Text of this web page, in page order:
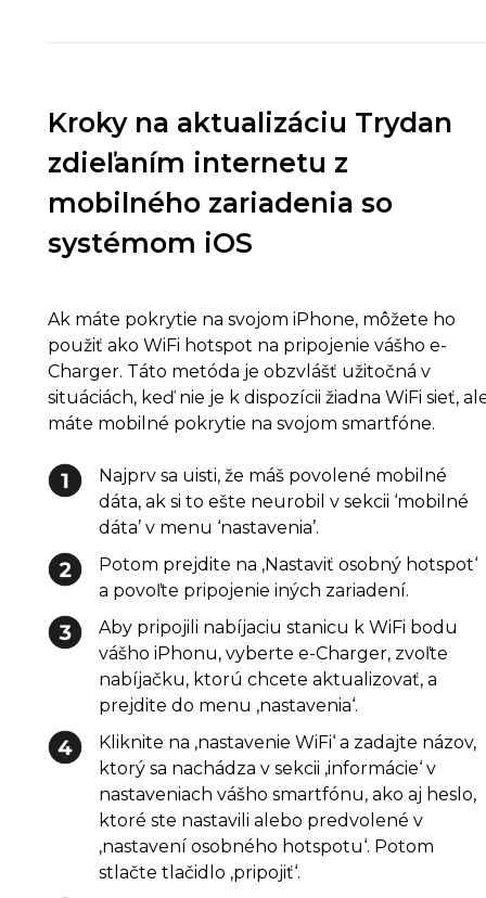
Kroky na aktualizáciu Trydan
zdieľaním internetu z
mobilného zariadenia so
systémom iOS
Ak máte pokrytie na svojom iPhone, môžete ho
použiť ako WiFi hotspot na pripojenie vášho e-
Charger. Táto metóda je obzvlášť užitočná v
situáciách, keď nie je k dispozícii žiadna WiFi sieť,
máte mobilné pokrytie na svojom smartfóne.
Najprv sa uisti, že máš povolené mobilné
dáta, ak si to ešte neurobil v sekcii ‘mobilné
dáta’ v menu ‘nastavenia’.
Potom prejdite na ‚Nastaviť osobný hotspot‘
a povoľte pripojenie iných zariadení.
Aby pripojili nabíjaciu stanicu k WiFi bodu
vášho iPhonu, vyberte e-Charger, zvoľte
nabíjačku, ktorú chcete aktualizovať, a
prejdite do menu ‚nastavenia‘.
Kliknite na ‚nastavenie WiFi‘ a zadajte názov,
ktorý sa nachádza v sekcii ‚informácie‘ v
nastaveniach vášho smartfónu, ako aj heslo,
ktoré ste nastavili alebo predvolené v
‚nastavení osobného hotspotu‘. Potom
stlačte tlačidlo ‚pripojiť‘.